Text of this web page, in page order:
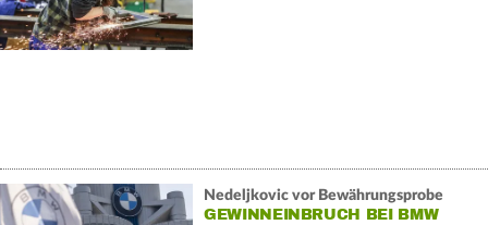
Nedeljkovic vor Bewährungsprobe
GEWINNEINBRUCH BEI BMW